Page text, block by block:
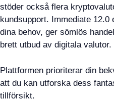
stöder också flera
kundsupport. Immediate
dina behov, ger sömlös
brett utbud av digitala valutor.
Plattformen prioriterar din
att du kan utforska dess
tillförsikt.